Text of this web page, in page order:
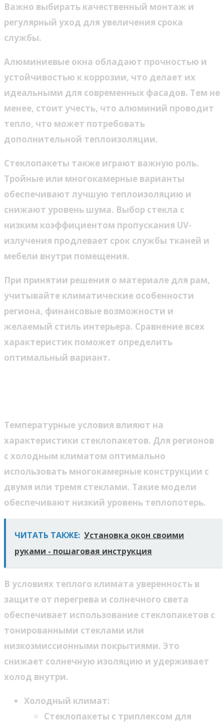
Важно выбирать качественный монтаж и
регулярный уход для увеличения срока
службы.
Алюминиевые окна обладают прочностью и
устойчивостью к коррозии, что делает их
идеальными для современных фасадов. Тем не
менее, стоит учесть, что алюминий проводит
тепло, что может потребовать
дополнительной теплоизоляции.
Стеклопакеты также играют важную роль.
Тройные или многокамерные варианты
обеспечивают лучшую теплоизоляцию и
снижают уровень шума. Выбор стекла с
низким коэффициентом пропускания UV-
излучения продлевает срок службы тканей и
мебели внутри помещения.
При принятии решения о материале для рам,
учитывайте климатические особенности
региона, финансовые возможности и
желаемый стиль интерьера. Сравнение всех
характеристик поможет определить
оптимальный вариант.
Температурные условия влияют на
характеристики стеклопакетов. Для регионов
с холодным климатом оптимально
использовать многокамерные конструкции с
двумя или тремя стеклами. Такие модели
обеспечивают низкий уровень теплопотерь.
ЧИТАТЬ ТАКЖЕ: Установка окон своими
руками - пошаговая инструкция
В условиях теплого климата уверенность в
защите от перегрева и солнечного света
обеспечивает использование стеклопакетов с
тонированными стеклами или
низкоэмиссионными покрытиями. Это
снижает солнечную изоляцию и удерживает
холод внутри.
Холодный климат:
Стеклопакеты с триплексом для